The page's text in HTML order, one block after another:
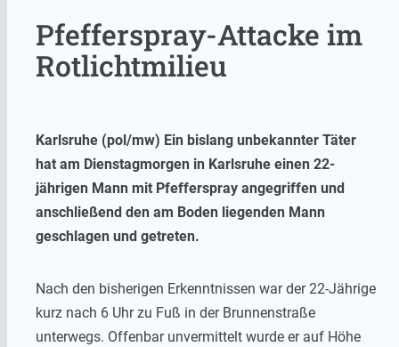
Pfefferspray-Attacke im
Rotlichtmilieu
Karlsruhe (pol/mw) Ein bislang unbekannter Täter
hat am Dienstagmorgen in Karlsruhe einen 22-
jährigen Mann mit Pfefferspray angegriffen und
anschließend den am Boden liegenden Mann
geschlagen und getreten.
Nach den bisherigen Erkenntnissen war der 22-Jährige
kurz nach 6 Uhr zu Fuß in der Brunnenstraße
unterwegs. Offenbar unvermittelt wurde er auf Höhe